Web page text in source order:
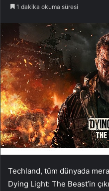
1 dakika okuma süresi
Techland, tüm dünyada
Dying Light: The Beast’in